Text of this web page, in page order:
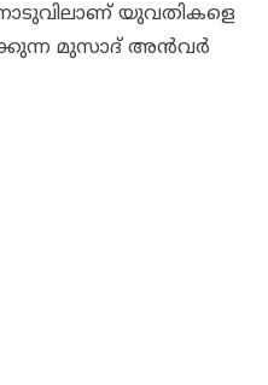
യുവതികളെ
മുസാദ് അന്‍വര്‍